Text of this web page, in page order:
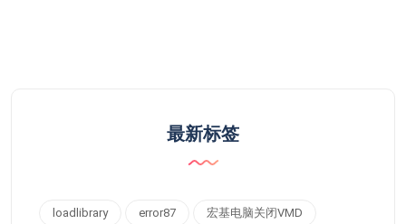
最新标签
loadlibrary error87 宏基电脑关闭VMD